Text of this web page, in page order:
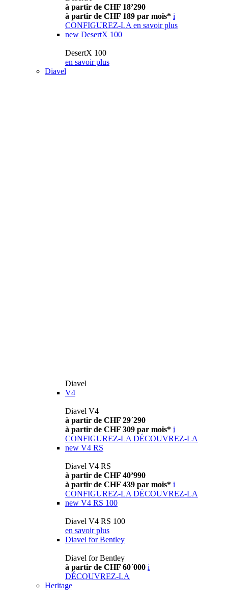
à partir de CHF 18’290
à partir de CHF 189 par mois* i
CONFIGUREZ-LA en savoir plus
new DesertX 100
DesertX 100
en savoir plus
Diavel
Diavel
V4
Diavel V4
à partir de CHF 29´290
à partir de CHF 309 par mois* i
CONFIGUREZ-LA DÉCOUVREZ-LA
new V4 RS
Diavel V4 RS
à partir de CHF 40’990
à partir de CHF 439 par mois* i
CONFIGUREZ-LA DÉCOUVREZ-LA
new V4 RS 100
Diavel V4 RS 100
en savoir plus
Diavel for Bentley
Diavel for Bentley
à partir de CHF 60´000 i
DÉCOUVREZ-LA
Heritage